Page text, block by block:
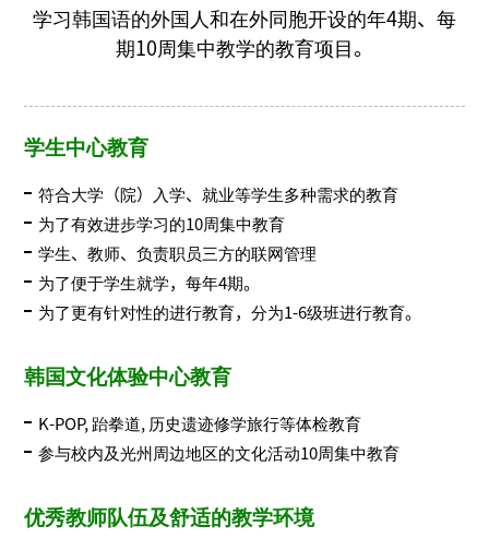
学习韩国语的外国人和在外同胞开设的年4期、每
期10周集中教学的教育项目。
学生中心教育
符合大学（院）入学、就业等学生多种需求的教育
为了有效进步学习的10周集中教育
学生、教师、负责职员三方的联网管理
为了便于学生就学，每年4期。
为了更有针对性的进行教育，分为1-6级班进行教育。
韩国文化体验中心教育
K-POP, 跆拳道, 历史遗迹修学旅行等体检教育
参与校内及光州周边地区的文化活动10周集中教育
优秀教师队伍及舒适的教学环境